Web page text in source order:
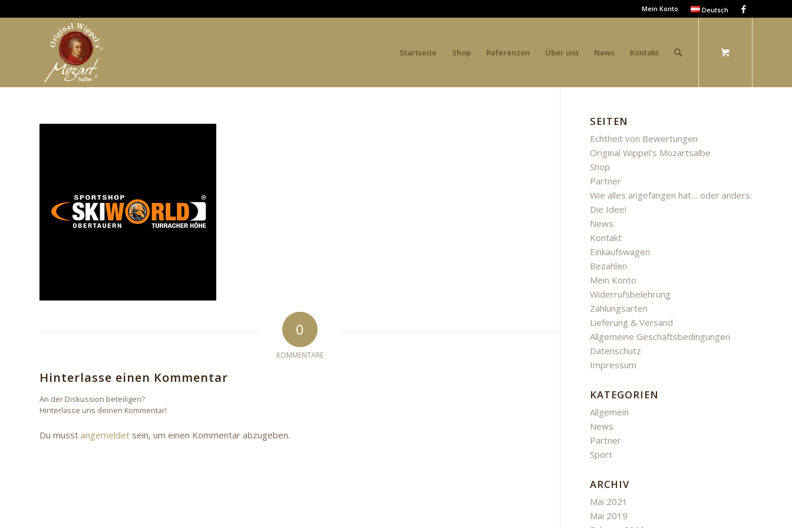
Mein Konto Deutsch
Startseite Shop Referenzen Über uns News Kontakt
0
KOMMENTARE
Hinterlasse einen Kommentar
An der Diskussion beteiligen?
Hinterlasse uns deinen Kommentar!
Du musst angemeldet sein, um einen Kommentar abzugeben.
SEITEN
Echtheit von Bewertungen
Original Wippel’s Mozartsalbe
Shop
Partner
Wie alles angefangen hat… oder anders:
Die Idee!
News
Kontakt
Einkaufswagen
Bezahlen
Mein Konto
Widerrufsbelehrung
Zahlungsarten
Lieferung & Versand
Allgemeine Geschäftsbedingungen
Datenschutz
Impressum
KATEGORIEN
Allgemein
News
Partner
Sport
ARCHIV
Mai 2021
Mai 2019